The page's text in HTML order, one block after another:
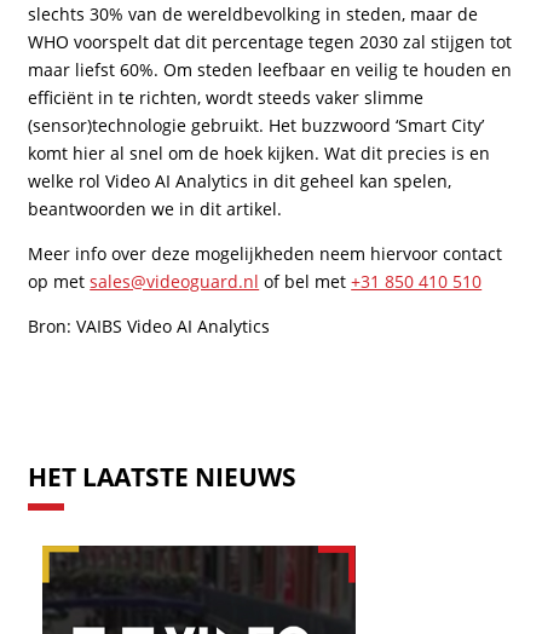
slechts 30% van de wereldbevolking in steden, maar de
WHO voorspelt dat dit percentage tegen 2030 zal stijgen tot
maar liefst 60%. Om steden leefbaar en veilig te houden en
efficiënt in te richten, wordt steeds vaker slimme
(sensor)technologie gebruikt. Het buzzwoord ‘Smart City’
komt hier al snel om de hoek kijken. Wat dit precies is en
welke rol Video AI Analytics in dit geheel kan spelen,
beantwoorden we in dit artikel.
Meer info over deze mogelijkheden neem hiervoor contact
op metsales@videoguard.nl of bel met+31 850 410 510
Bron: VAIBS Video AI Analytics
HET LAATSTE NIEUWS